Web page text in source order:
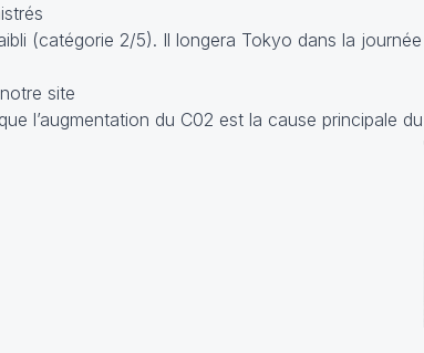
(catégorie 2/5). Il longera Tokyo dans la journée
site
l’augmentation du C02 est la cause principale du